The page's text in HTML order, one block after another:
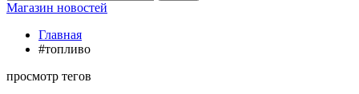
Магазин новостей
Главная
#топливо
просмотр тегов